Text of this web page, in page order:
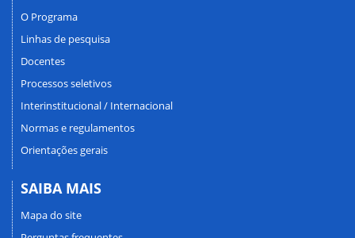
O Programa
Linhas de pesquisa
Docentes
Processos seletivos
Interinstitucional / Internacional
Normas e regulamentos
Orientações gerais
SAIBA MAIS
Mapa do site